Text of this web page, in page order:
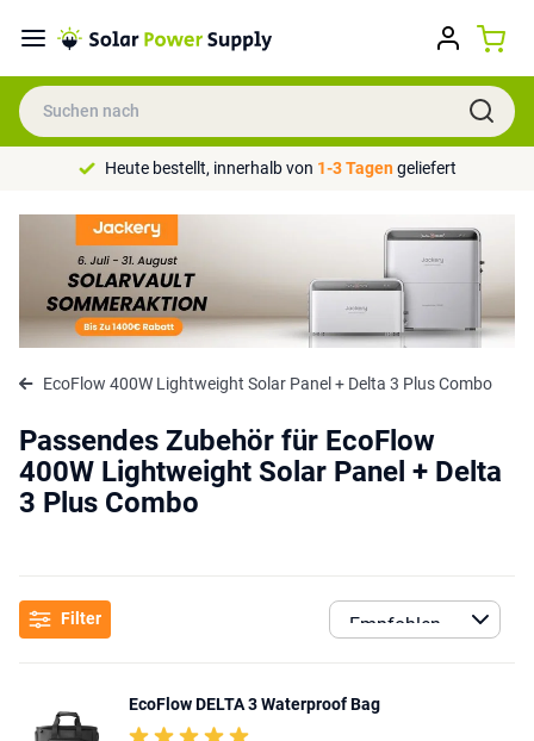
Heute bestellt, innerhalb von 1-3 Tagengeliefert
EcoFlow 400W Lightweight Solar Panel + Delta 3 Plus Combo
Passendes Zubehör für EcoFlow
400W Lightweight Solar Panel + Delta
3 Plus Combo
Filter
EcoFlow DELTA 3 Waterproof Bag